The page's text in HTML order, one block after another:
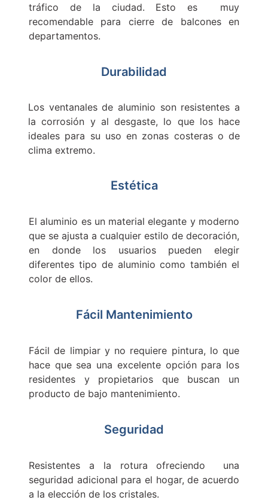
tráfico de la ciudad. Esto es muy
recomendable para cierre de balcones en
departamentos.
Durabilidad
Los ventanales de aluminio son resistentes a
la corrosión y al desgaste, lo que los hace
ideales para su uso en zonas costeras o de
clima extremo.
Estética
El aluminio es un material elegante y moderno
que se ajusta a cualquier estilo de decoración,
en donde los usuarios pueden elegir
diferentes tipo de aluminio como también el
color de ellos.
Fácil Mantenimiento
Fácil de limpiar y no requiere pintura, lo que
hace que sea una excelente opción para los
residentes y propietarios que buscan un
producto de bajo mantenimiento.
Seguridad
Resistentes a la rotura ofreciendo una
seguridad adicional para el hogar, de acuerdo
a la elección de los cristales.